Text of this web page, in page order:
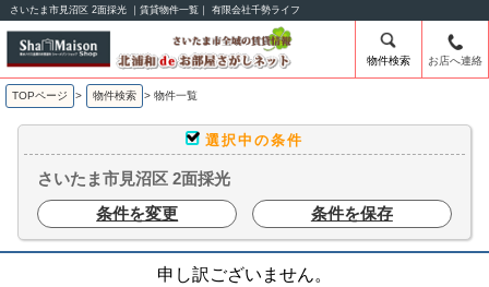
さいたま市見沼区 2面採光 ｜賃貸物件一覧｜ 有限会社千勢ライフ
物件検索 お店へ連絡
TOPページ > 物件検索 > 物件一覧
選択中の条件
さいたま市見沼区 2面採光
条件を変更
条件を保存
申し訳ございません。